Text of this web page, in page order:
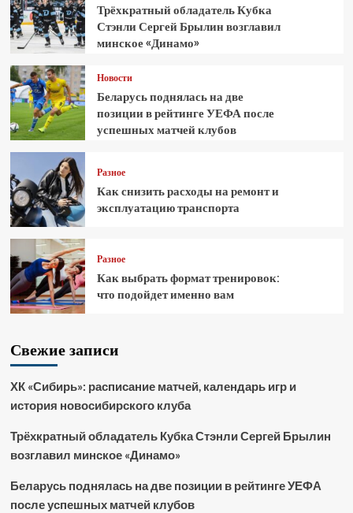
Трёхкратный обладатель Кубка
Стэнли Сергей Брылин возглавил
минское «Динамо»
Новости
Беларусь поднялась на две
позиции в рейтинге УЕФА после
успешных матчей клубов
Разное
Как снизить расходы на ремонт и
эксплуатацию транспорта
Разное
Как выбрать формат тренировок:
что подойдет именно вам
Свежие записи
ХК «Сибирь»: расписание матчей, календарь игр и
история новосибирского клуба
Трёхкратный обладатель Кубка Стэнли Сергей Брылин
возглавил минское «Динамо»
Беларусь поднялась на две позиции в рейтинге УЕФА
после успешных матчей клубов